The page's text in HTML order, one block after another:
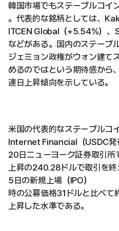
韓国市場でもステーブルコイ
。代表的な銘柄としては、
ITCEN Global（+5.54%）、
などがある。国内のステーブ
ジェミョン政権がウォン建て
めるのではという期待感から、
連日上昇傾向を示している。
米国の代表的なステーブルコ
Internet Financial（USDC発
20日ニューヨーク証券取引
上昇の240.28ドルで取引を終
5日の新規上場（IPO）
時の公募価格31ドルと比べて
上昇した水準である。